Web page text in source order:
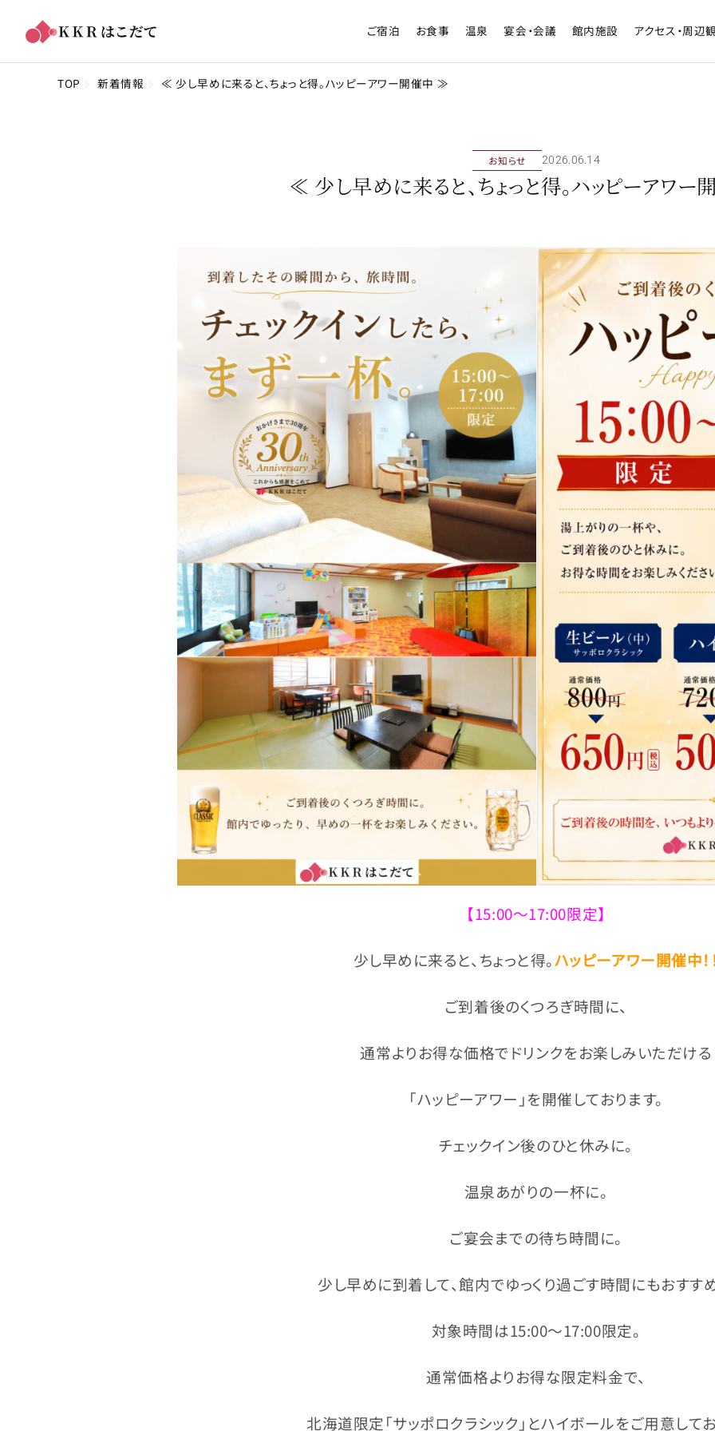
ご宿泊 お食事 温泉 宴会・会議 館内施設 アクセス・周辺
TOP 新着情報 ≪ 少し早めに来ると、ちょっと得。ハッピーアワー開催中 ≫
≪ 少し早めに来ると、ちょっと得。ハッピーアワ
2026年06月14日
お知らせ
【15:00〜17:00限定】
少し早めに来ると、ちょっと得。ハッピーアワー開催中！
ご到着後のくつろぎ時間に、
通常よりお得な価格でドリンクをお楽しみいただける
「ハッピーアワー」を開催しております。
チェックイン後のひと休みに。
温泉あがりの一杯に。
ご宴会までの待ち時間に。
少し早めに到着して、館内でゆっくり過ごす時間にもおすす
対象時間は15:00〜17:00限定。
通常価格よりお得な限定料金で、
北海道限定「サッポロクラシック」とハイボールをご用意して